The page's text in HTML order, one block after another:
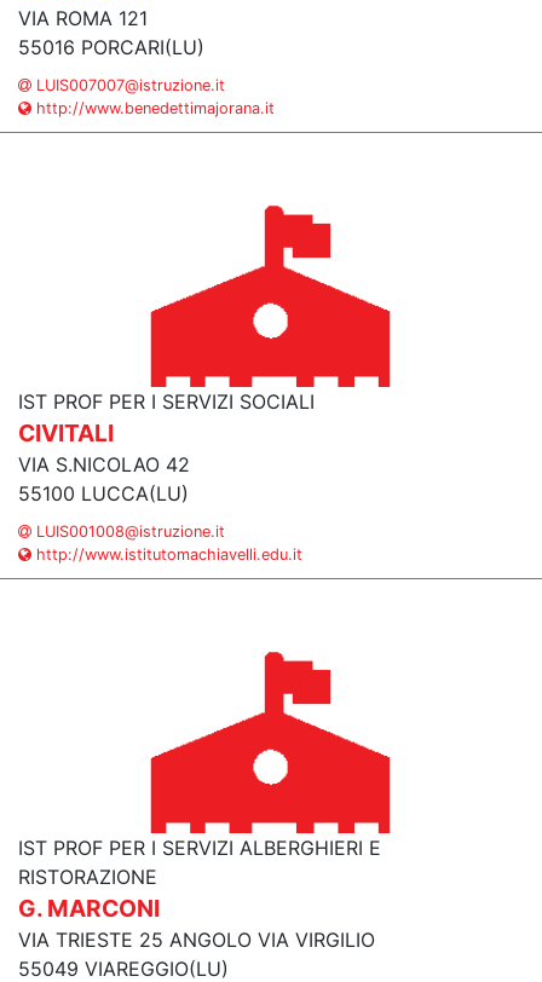
VIA ROMA 121
55016 PORCARI(LU)
LUIS007007@istruzione.it
http://www.benedettimajorana.it
IST PROF PER I SERVIZI SOCIALI
CIVITALI
VIA S.NICOLAO 42
55100 LUCCA(LU)
LUIS001008@istruzione.it
http://www.istitutomachiavelli.edu.it
IST PROF PER I SERVIZI ALBERGHIERI E
RISTORAZIONE
G. MARCONI
VIA TRIESTE 25 ANGOLO VIA VIRGILIO
55049 VIAREGGIO(LU)